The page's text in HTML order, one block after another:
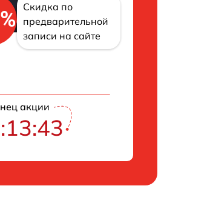
Скидка по
предварительной
записи на сайте
акции